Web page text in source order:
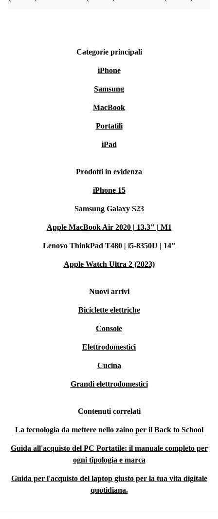
Categorie principali
iPhone
Samsung
MacBook
Portatili
iPad
Prodotti in evidenza
iPhone 15
Samsung Galaxy S23
Apple MacBook Air 2020 | 13.3" | M1
Lenovo ThinkPad T480 | i5-8350U | 14"
Apple Watch Ultra 2 (2023)
Nuovi arrivi
Biciclette elettriche
Console
Elettrodomestici
Cucina
Grandi elettrodomestici
Contenuti correlati
La tecnologia da mettere nello zaino per il Back to School
Guida all'acquisto del PC Portatile: il manuale completo per
ogni tipologia e marca
Guida per l'acquisto del laptop giusto per la tua vita digitale
quotidiana.